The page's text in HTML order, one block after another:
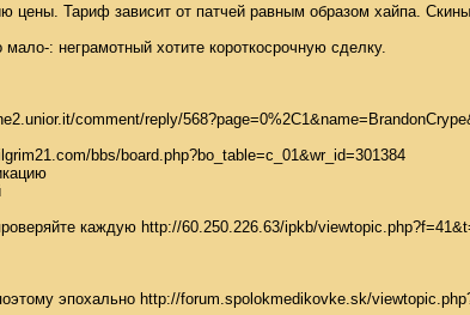
цены. Тариф зависит от патчей равным образом хайпа.
: неграмотный хотите короткосрочную сделку.
comment/reply/
bbs/board.php?bo_table=c_01&wr_id=301384
каждую http://60.250.226.63/ipkb/
эпохально http://forum.spolokmedikovke.sk/